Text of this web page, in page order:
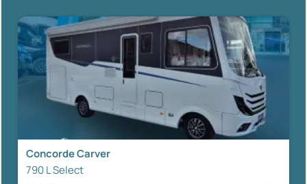
Concorde Carver
790 L Select